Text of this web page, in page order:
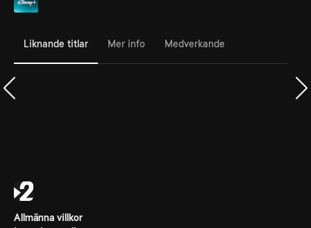
Liknande titlar Mer info Medverkande
Allmänna villkor